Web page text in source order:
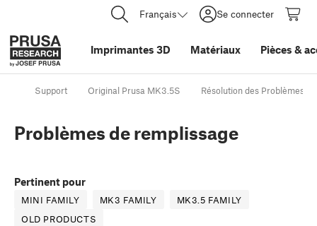
Français Se connecter
Imprimantes 3D Matériaux Pièces &
Support Original Prusa MK3.5S Résolution des Problèmes
Problèmes de remplissage
Pertinent pour
MINI FAMILY MK3 FAMILY
MK3.5 FAMILY
OLD PRODUCTS